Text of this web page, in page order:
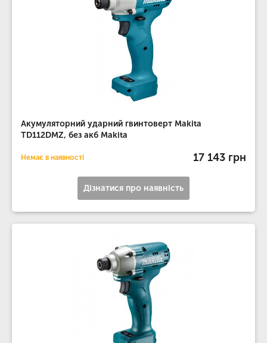
Акумуляторний ударний гвинтоверт Makita
TD112DMZ, без акб Makita
Немає в наявності 17 143 грн
Дізнатися про наявність